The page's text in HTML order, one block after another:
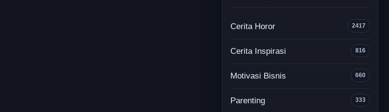
Cerita Horor 2417
Cerita Inspirasi 816
Motivasi Bisnis 660
Parenting 333